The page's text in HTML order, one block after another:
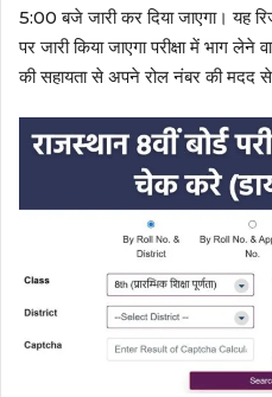
5:00 बजे जारी कर दिया जाएगा। यह
पर जारी किया जाएगा परीक्षा में भाग लेने
की सहायता से अपने रोल नंबर की